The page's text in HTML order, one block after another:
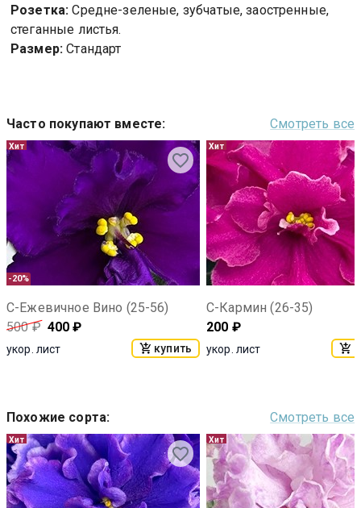
Розетка: Средне-зеленые, зубчатые, заостренные,
стеганные листья.
Размер: Стандарт
Часто покупают вместе: Смотреть все
-20%
Хит
С-Ежевичное Вино (25-56)
500₽ 400 ₽
укор. лист купить
Хит
С-Кармин (26-35)
200 ₽
укор. лист
Похожие сорта: Смотреть все
Хит Хит